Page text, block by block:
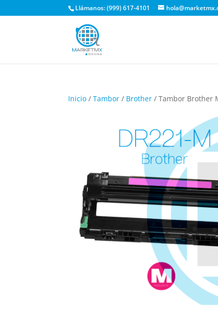
Llámanos: (999) 617-4101
Inicio /Tambor / Brother / Tambor Brother